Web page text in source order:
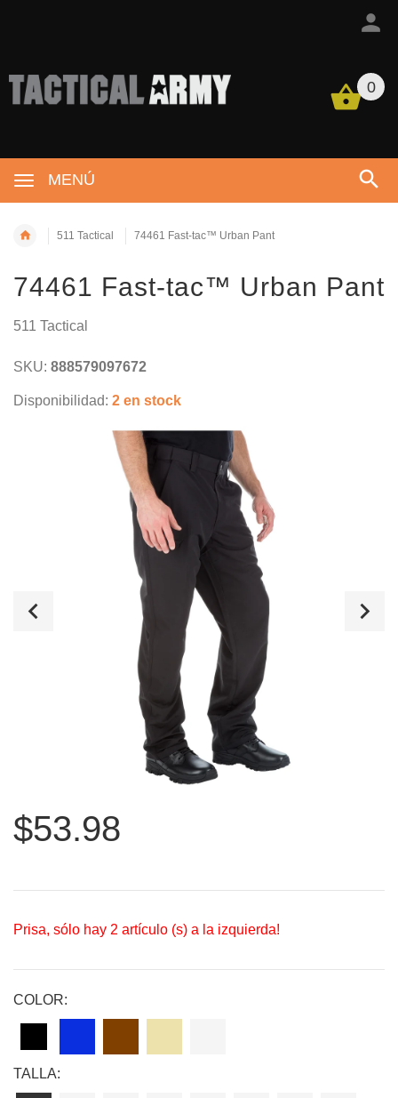
MENÚ
0
511 Tactical 74461 Fast-tac™ Urban Pant
74461 Fast-tac™ Urban Pant
511 Tactical
SKU: 888579097672
Disponibilidad: 2 en stock
$53.98
Prisa, sólo hay 2 artículo (s) a la izquierda!
COLOR:
TALLA: